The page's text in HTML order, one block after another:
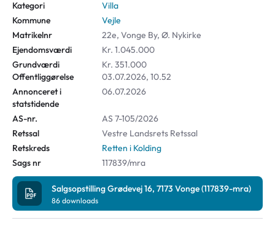
Kategori
Villa
Kommune
Vejle
Matrikelnr
22e, Vonge By, Ø. Nykirke
Ejendomsværdi
Kr. 1.045.000
Grundværdi
Kr. 351.000
Offentliggørelse
03.07.2026, 10.52
Annonceret i
statstidende
06.07.2026
AS-nr.
AS 7-105/2026
Retssal
Vestre Landsrets Retssal
Retskreds
Retten i Kolding
Sags nr
117839/mra
Salgsopstilling Grødevej 16, 7173 Vonge (117839-mra)
86 downloads